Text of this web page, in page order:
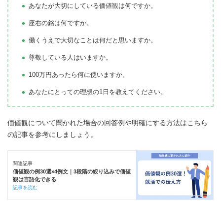
あなたが大切にしている価値観は何ですか。
座右の銘は何ですか。
働くうえで大切なことは何だと思いますか。
尊敬している人はいますか。
100万円あったら何に使いますか。
あなたにとっての理想の1日を教えてください。
価値観について聞かれた場合の回答例や明確にする方法はこちら
の記事を参考にしましょう。
関連記事
価値観の例30選×4例文｜3段階の絞り込みで価値
観は言語化できる
記事を読む